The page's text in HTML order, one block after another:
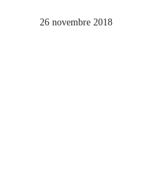
26 novembre 2018